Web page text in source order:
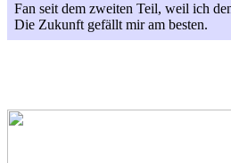
Fan seit dem zweiten Teil, weil ich
Die Zukunft gefällt mir am besten.